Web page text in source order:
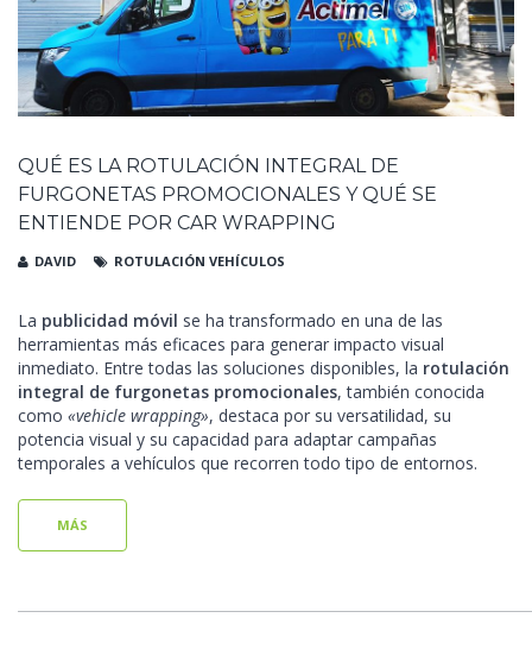
QUÉ ES LA ROTULACIÓN INTEGRAL DE
FURGONETAS PROMOCIONALES Y QUÉ SE
ENTIENDE POR CAR WRAPPING
DAVID ROTULACIÓN VEHÍCULOS
La publicidad móvil se ha transformado en una de las
herramientas más eficaces para generar impacto visual
inmediato. Entre todas las soluciones disponibles, la rotulación
integral de furgonetas promocionales, también conocida
como «vehicle wrapping», destaca por su versatilidad, su
potencia visual y su capacidad para adaptar campañas
temporales a vehículos que recorren todo tipo de entornos.
MÁS